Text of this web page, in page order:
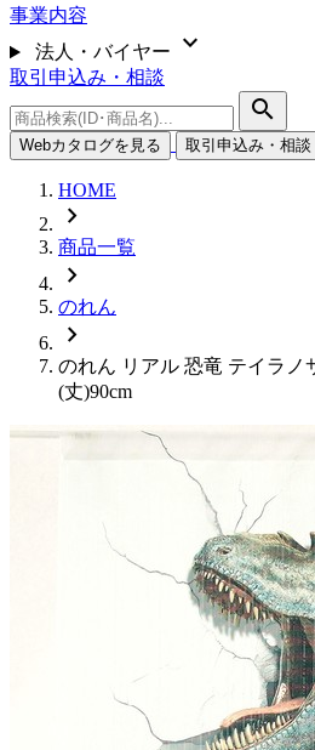
事業内容
法人・バイヤー
expand_more
取引申込み・相談
search
Webカタログを見る 取引申込み・相談
HOME
chevron_right
商品一覧
chevron_right
のれん
chevron_right
のれん リアル 恐竜 テイラノ
(丈)90cm